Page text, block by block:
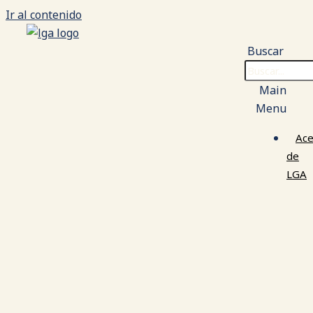
Ir al contenido
Buscar
Main
Menu
de
LGA